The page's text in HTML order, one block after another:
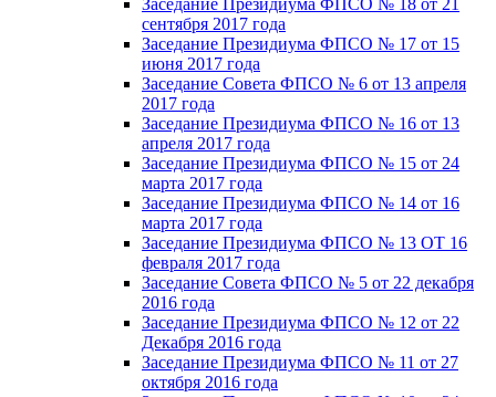
сентября 2017 года
Заседание Президиума ФПСО № 17 от 15
июня 2017 года
Заседание Совета ФПСО № 6 от 13 апреля
2017 года
Заседание Президиума ФПСО № 16 от 13
апреля 2017 года
Заседание Президиума ФПСО № 15 от 24
марта 2017 года
Заседание Президиума ФПСО № 14 от 16
марта 2017 года
Заседание Президиума ФПСО № 13 ОТ 16
февраля 2017 года
Заседание Совета ФПСО № 5 от 22 декабря
2016 года
Заседание Президиума ФПСО № 12 от 22
Декабря 2016 года
Заседание Президиума ФПСО № 11 от 27
октября 2016 года